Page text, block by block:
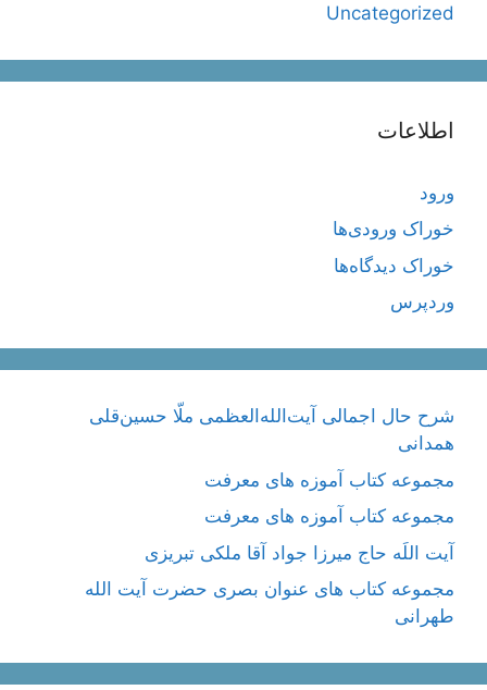
Uncategorized
اطلاعات
ورود
خوراک ورودی‌ها
خوراک دیدگاه‌ها
وردپرس
شرح حال اجمالی آیت‌الله‌العظمی ملّا حسین‌قلی
همدانی
مجموعه کتاب آموزه های معرفت
مجموعه کتاب آموزه های معرفت
آیت اللَه حاج میرزا جواد آقا ملکی تبریزی
مجموعه کتاب های عنوان بصری حضرت آیت الله
طهرانی